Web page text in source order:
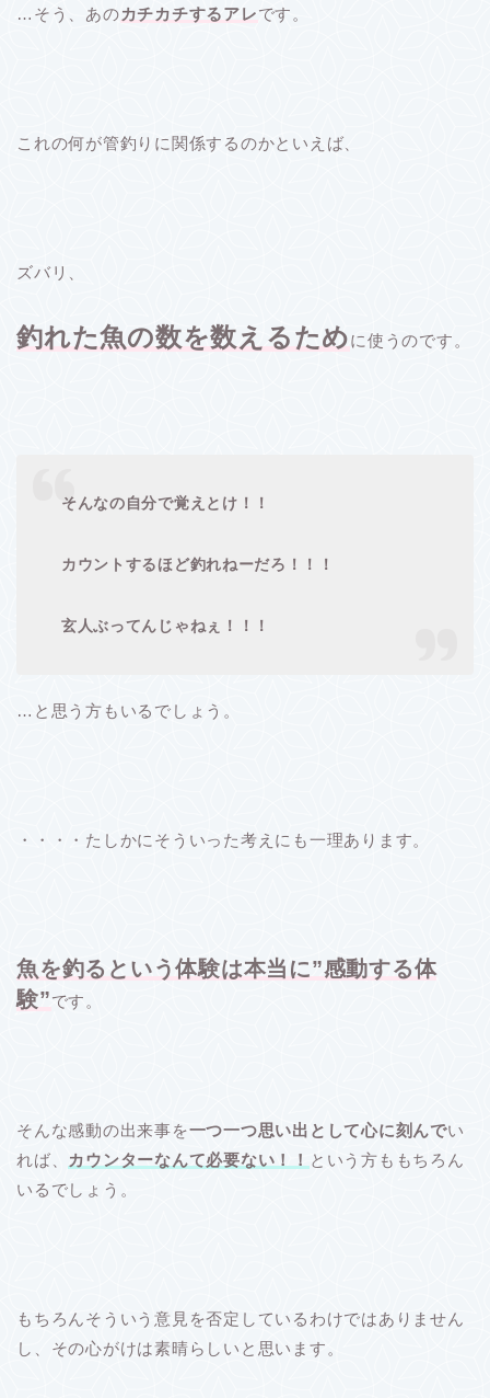
…そう、あのカチカチするアレです。
これの何が管釣りに関係するのかといえば、
ズバリ、
釣れた魚の数を数えるために使うのです。
そんなの自分で覚えとけ！！
カウントするほど釣れねーだろ！！！
玄人ぶってんじゃねぇ！！！
…と思う方もいるでしょう。
・・・・たしかにそういった考えにも一理あります。
魚を釣るという体験は本当に”感動する体
験”です。
そんな感動の出来事を一つ一つ思い出として心に刻んでい
れば、
カウンターなんて必要ない！！ という方ももちろん
いるでしょう。
もちろんそういう意見を否定しているわけではありません
し、その心がけは素晴らしいと思います。